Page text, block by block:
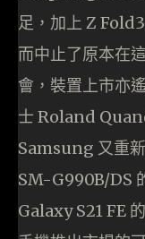
足，加上 Z
而中止了原本在
會，裝置上市亦
士 Roland
Samsung 又重
SM-G990B/DS
Galaxy S21 FE